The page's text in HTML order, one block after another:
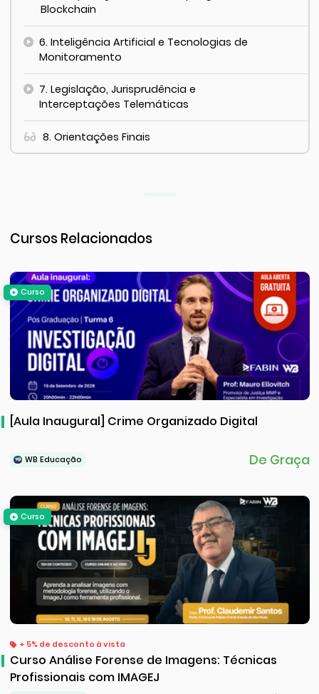
Blockchain
6. Inteligência Artificial e Tecnologias de
Monitoramento
7. Legislação, Jurisprudência e
Interceptações Telemáticas
8. Orientações Finais
Cursos Relacionados
[Aula Inaugural] Crime Organizado Digital
WB Educação De Graça
Curso
+ 5% de desconto à vista
Curso Análise Forense de Imagens: Técnicas
Profissionais com IMAGEJ
Curso